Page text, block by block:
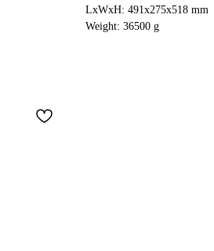
LxWxH: 491x275x518 mm
Weight: 36500 g